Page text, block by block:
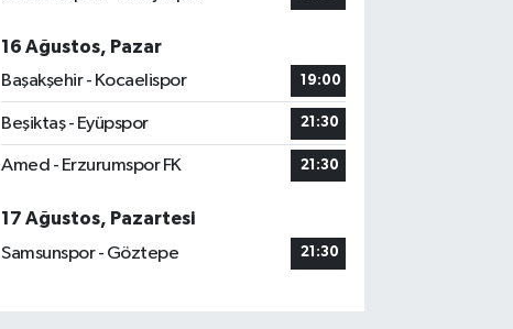
16 Ağustos, Pazar
Başakşehir - Kocaelispor
19:00
Beşiktaş - Eyüpspor 21:30
Amed - Erzurumspor FK 21:30
17 Ağustos, Pazartesi
Samsunspor - Göztepe
21:30